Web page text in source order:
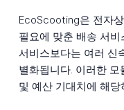
EcoScooting은 전자
필요에 맞춘 배송 서
서비스보다는 여러 신
별화됩니다. 이러한
및 예산 기대치에 해